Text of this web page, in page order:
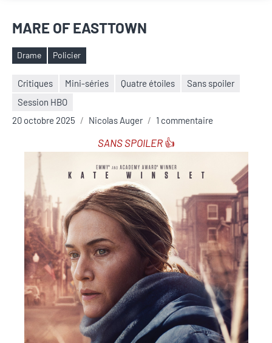
MARE OF EASTTOWN
Étiquettes
Drame Policier
Critiques Mini-séries Quatre étoiles
Sans spoiler
Session HBO
20 octobre 2025
Nicolas Auger 1 commentaire